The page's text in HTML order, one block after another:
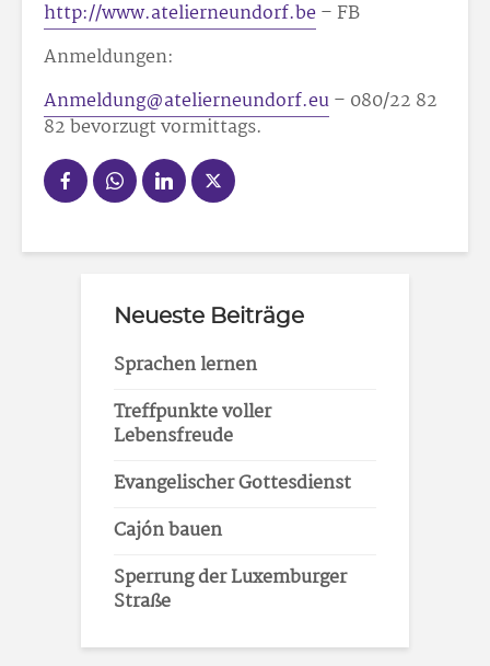
http://www.atelierneundorf.be– FB
Anmeldungen:
Anmeldung@atelierneundorf.eu– 080/22 82
82 bevorzugt vormittags.
Neueste Beiträge
Sprachen lernen
Treffpunkte voller
Lebensfreude
Evangelischer Gottesdienst
Cajón bauen
Sperrung der Luxemburger
Straße